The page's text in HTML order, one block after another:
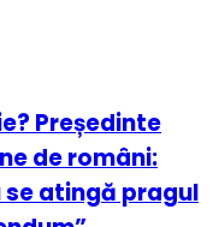
Președinte
de români:
se atingă pragul